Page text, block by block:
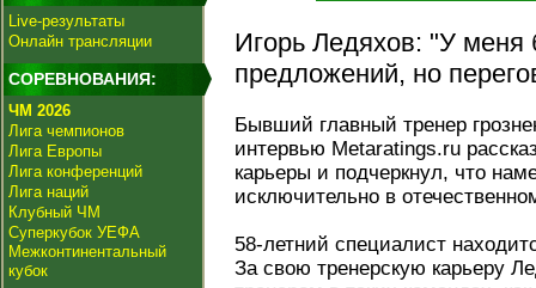
Live-результаты
Онлайн трансляции
СОРЕВНОВАНИЯ:
ЧМ 2026
Лига чемпионов
Лига Европы
Лига конференций
Лига наций
Клубный ЧМ
Суперкубок УЕФА
Межконтинентальный
кубок
Игорь Ледяхов: "У меня
предложений, но
Бывший главный тренер
интервью Metaratings.ru
карьеры и подчеркнул, что
исключительно в
58-летний специалист
За свою тренерскую карьеру